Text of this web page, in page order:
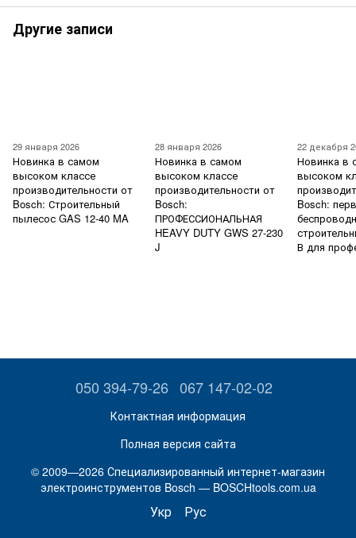
Другие записи
29 января 2026
Новинка в самом
высоком классе
производительности от
Bosch: Строительный
пылесос GAS 12-40 MA
28 января 2026
Новинка в самом
высоком классе
производительности от
Bosch:
ПРОФЕССИОНАЛЬНАЯ
HEAVY DUTY GWS 27-230
J
22 декабря
Новинка в
высоком
Bosch:
В для
050 394-79-26 067 147-02-02
Контактная информация
Полная версия сайта
© 2009—2026 Специализированный интернет-магазин
электроинструментов Bosch — BOSCHtools.com.ua
Укр Рус